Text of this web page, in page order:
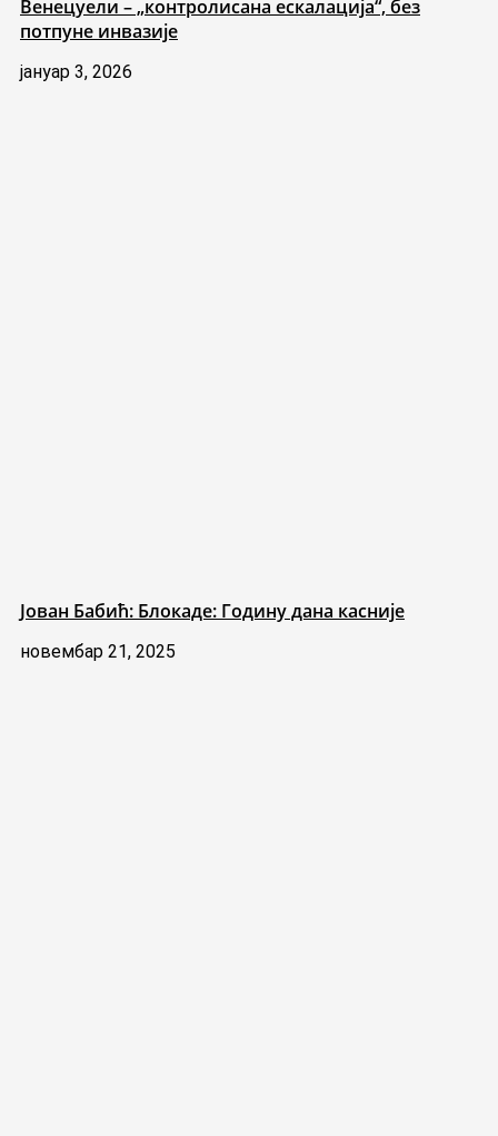
Венецуели – „контролисана ескалација“, без
потпуне инвазије
јануар 3, 2026
Јован Бабић: Блокаде: Годину дана касније
новембар 21, 2025